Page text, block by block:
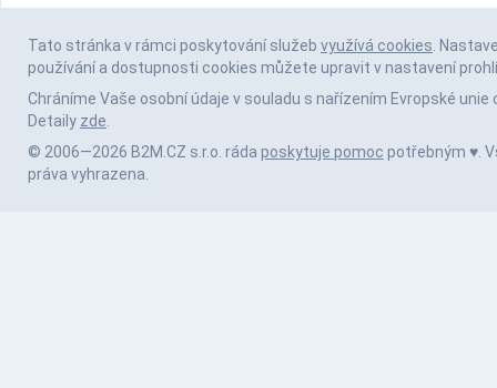
Tato stránka v rámci poskytování služeb využívá cookies.
používání a dostupnosti cookies můžete upravit v nastavení
Chráníme Vaše osobní údaje v souladu s nařízením Evropské unie
Detaily zde.
© 2006—2026 B2M.CZ s.r.o. ráda poskytuje pomoc potřebným ♥️.
práva vyhrazena.